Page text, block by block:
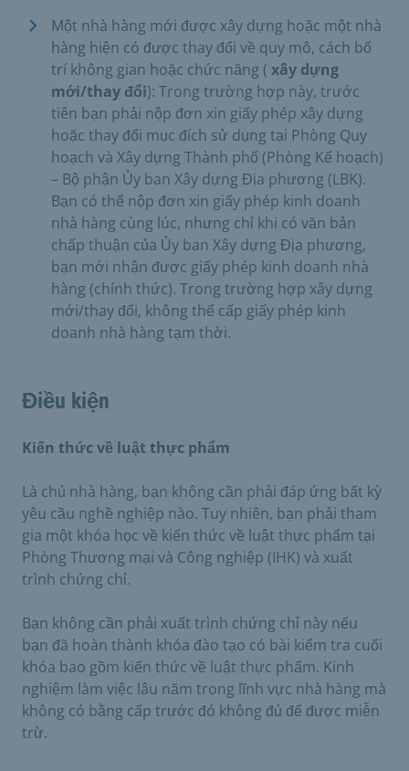
Một nhà hàng mới được xây dựng hoặc một nhà
hàng hiện có được thay đổi về quy mô, cách bố
trí không gian hoặc chức năng ( xây dựng
mới/thay đổi): Trong trường hợp này, trước
tiên bạn phải nộp đơn xin giấy phép xây dựng
hoặc thay đổi mục đích sử dụng tại Phòng Quy
hoạch và Xây dựng Thành phố (Phòng Kế hoạch)
– Bộ phận Ủy ban Xây dựng Địa phương (LBK).
Bạn có thể nộp đơn xin giấy phép kinh doanh
nhà hàng cùng lúc, nhưng chỉ khi có văn bản
chấp thuận của Ủy ban Xây dựng Địa phương,
bạn mới nhận được giấy phép kinh doanh nhà
hàng (chính thức). Trong trường hợp xây dựng
mới/thay đổi, không thể cấp giấy phép kinh
doanh nhà hàng tạm thời.
Điều kiện
Kiến thức về luật thực phẩm
Là chủ nhà hàng, bạn không cần phải đáp ứng bất kỳ
yêu cầu nghề nghiệp nào. Tuy nhiên, bạn phải tham
gia một khóa học về kiến thức về luật thực phẩm tại
Phòng Thương mại và Công nghiệp (IHK) và xuất
trình chứng chỉ.
Bạn không cần phải xuất trình chứng chỉ này nếu
bạn đã hoàn thành khóa đào tạo có bài kiểm tra cuối
khóa bao gồm kiến thức về luật thực phẩm. Kinh
nghiệm làm việc lâu năm trong lĩnh vực nhà hàng mà
không có bằng cấp trước đó không đủ để được miễn
trừ.